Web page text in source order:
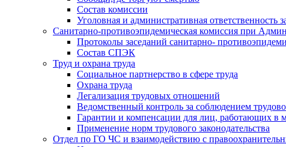
Состав комиссии
Уголовная и административная ответственность
Санитарно-противоэпидемическая комиссия при
Протоколы заседаний санитарно-
Состав СПЭК
Труд и охрана труда
Социальное партнерство в сфере труда
Охрана труда
Легализация трудовых отношений
Ведомственный контроль за соблюдением
Гарантии и компенсации для лиц, работающих в
Применение норм трудового законодательства
Отдел по ГО ЧС и взаимодействию с